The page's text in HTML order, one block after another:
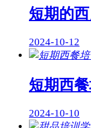
短期的
2024-10-12
短期西
2024-10-10